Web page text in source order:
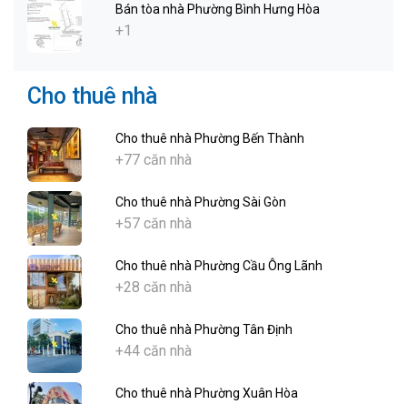
Bán tòa nhà Phường Bình Hưng Hòa
+1
Cho thuê nhà
Cho thuê nhà Phường Bến Thành
+77 căn nhà
Cho thuê nhà Phường Sài Gòn
+57 căn nhà
Cho thuê nhà Phường Cầu Ông Lãnh
+28 căn nhà
Cho thuê nhà Phường Tân Định
+44 căn nhà
Cho thuê nhà Phường Xuân Hòa